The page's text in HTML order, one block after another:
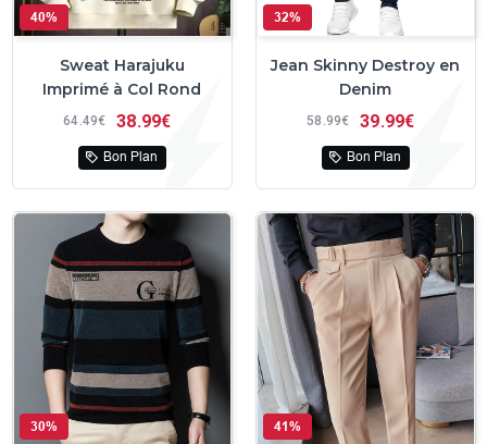
40%
Sweat Harajuku
Imprimé à Col Rond
64 49€ 38 99€
Bon Plan
32%
Jean Skinny Destroy en
Denim
58 99€ 39 99€
Bon Plan
30% 41%